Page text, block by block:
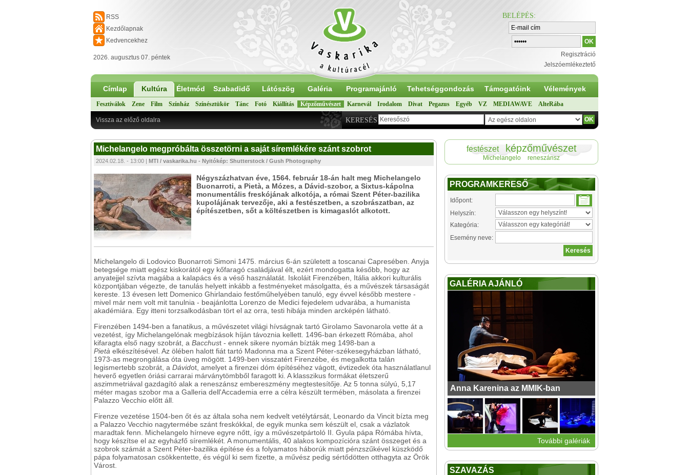
RSS
Kezdőlapnak
Kedvencekhez
2026. augusztus 07. péntek
BELÉPÉS:
Regisztráció
Jelszóemlékeztető
Címlap Kultúra Életmód Szabadidő Látószög Galéria Programajánló Tehetséggondozás Támogatóink Vélemények
Fesztiválok Zene Film Színház Színésztükör Tánc Fotó Kiállítás Képzőművészet Karnevál Irodalom Divat Pegazus Egyéb VZ MEDIAWAVE AlteRába
KERESÉS
Vissza az előző oldalra
Michelangelo megpróbálta összetörni a saját síremlékére szánt szobrot
2024.02.18. - 13:00 | MTI / vaskarika.hu - Nyitókép: Shutterstock / Gush Photography
Négyszázhatvan éve, 1564. február 18-án halt meg Michelangelo
Buonarroti, a Pietà, a Mózes, a Dávid-szobor, a Sixtus-kápolna
monumentális freskójának alkotója, a római Szent Péter-bazilika
kupolájának tervezője, aki a festészetben, a szobrászatban, az
építészetben, sőt a költészetben is kimagaslót alkotott.
Michelangelo di Lodovico Buonarroti Simoni 1475. március 6-án született a toscanai Capresében. Anyja
betegsége miatt egész kiskorától egy kőfaragó családjával élt, ezért mondogatta később, hogy az
anyatejjel szívta magába a kalapács és a véső használatát. Iskoláit Firenzében, Itália akkori kulturális
központjában végezte, de tanulás helyett inkább a festményeket másolgatta, és a művészek társaságát
kereste. 13 évesen lett Domenico Ghirlandaio festőműhelyében tanuló, egy évvel később mestere -
mivel már nem volt mit tanulnia - beajánlotta Lorenzo de Medici fejedelem udvarába, a humanista
akadémiára. Egy itteni torzsalkodásban tört el az orra, testi hibája minden arcképén látható.
Firenzében 1494-ben a fanatikus, a művészetet világi hívságnak tartó Girolamo Savonarola vette át a
vezetést, így Michelangelónak megbízások híján távoznia kellett. 1496-ban érkezett Rómába, ahol
kifaragta első nagy szobrát, a Bacchust - ennek sikere nyomán bízták meg 1498-ban a
Pietà elkészítésével. Az ölében halott fiát tartó Madonna ma a Szent Péter-székesegyházban látható,
1973-as megrongálása óta üveg mögött. 1499-ben visszatért Firenzébe, és megalkotta talán
legismertebb szobrát, a Dávidot, amelyet a firenzei dóm építéséhez vágott, évtizedek óta használatlanul
heverő egyetlen óriási carrarai márványtömbből faragott ki. A klasszikus formákat életszerű
aszimmetriával gazdagító alak a reneszánsz embereszmény megtestesítője. Az 5 tonna súlyú, 5,17
méter magas szobor ma a Galleria dell'Accademia erre a célra készült termében, másolata a firenzei
Palazzo Vecchio előtt áll.
Firenze vezetése 1504-ben őt és az általa soha nem kedvelt vetélytársát, Leonardo da Vincit bízta meg
a Palazzo Vecchio nagytermébe szánt freskókkal, de egyik munka sem készült el, csak a vázlatok
maradtak fenn. Michelangelo hírneve egyre nőtt, így a művészetpártoló II. Gyula pápa Rómába hívta,
hogy készítse el az egyházfő síremlékét. A monumentális, 40 alakos kompozícióra szánt összeget és a
szobrok számát a Szent Péter-bazilika építése és a folyamatos háborúk miatt pénzszűkével küszködő
pápa folyamatosan csökkentette, és végül ki sem fizette, a művész pedig sértődötten otthagyta az Örök
Várost.
festészet képzőművészet
Michelangelo reneszánsz
PROGRAMKERESŐ
Időpont:
Helyszín:
Kategória:
Esemény neve:
GALÉRIA AJÁNLÓ
Anna Karenina az MMIK-ban
További galériák
SZAVAZÁS